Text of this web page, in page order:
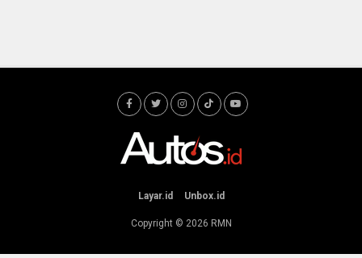
Layar.id Unbox.id
Copyright © 2026 RMN